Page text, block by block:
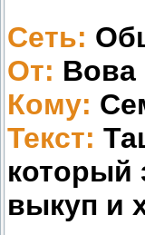
Сеть:
От: Вова
Кому:
Текст:
который
выкуп и